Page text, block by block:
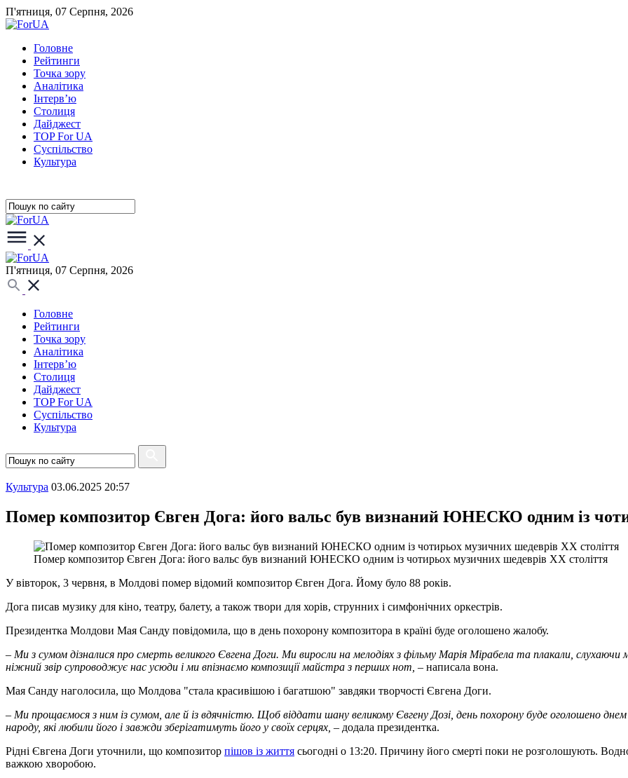
П'ятниця, 07 Серпня, 2026
Головне
Рейтинги
Точка зору
Аналітика
Інтерв’ю
Столиця
Дайджест
TOP For UA
Суспiльство
Культура
П'ятниця, 07 Серпня, 2026
Головне
Рейтинги
Точка зору
Аналітика
Інтерв’ю
Столиця
Дайджест
TOP For UA
Суспiльство
Культура
Культура 03.06.2025 20:57
Помер композитор Євген Дога: його вальс був визнаний ЮНЕСКО одним із
Помер композитор Євген Дога: його вальс був визнаний ЮНЕСКО одним із чотирьох музичних шедеврів XX століття
У вівторок, 3 червня, в Молдові помер відомий композитор Євген Дога. Йому було 88 років.
Дога писав музику для кіно, театру, балету, а також твори для хорів, струнних і симфонічних оркестрів.
Президентка Молдови Мая Санду повідомила, що в день похорону композитора в країні буде оголошено жалобу.
– Ми з сумом дізналися про смерть великого Євгена Доги. Ми виросли на мелодіях з фільму Марія Мірабела та плакали,
ніжний звір супроводжує нас усюди і ми впізнаємо композиції майстра з перших нот, – написала вона.
Мая Санду наголосила, що Молдова "стала красивішою і багатшою" завдяки творчості Євгена Доги.
– Ми прощаємося з ним із сумом, але й із вдячністю. Щоб віддати шану великому Євгену Дозі, день похорону буде оголошено
народу, які любили його і завжди зберігатимуть його у своїх серцях, – додала президентка.
Рідні Євгена Доги уточнили, що композитор пішов із життя сьогодні о 13:20. Причину його смерті поки не розголошують.
важкою хворобою.